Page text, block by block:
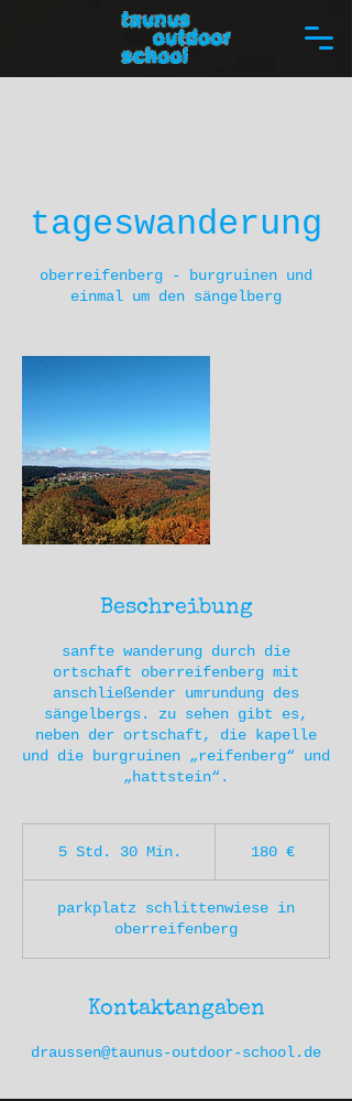
tageswanderung
oberreifenberg - burgruinen und
einmal um den sängelberg
Beschreibung
sanfte wanderung durch die
ortschaft oberreifenberg mit
anschließender umrundung des
sängelbergs. zu sehen gibt es,
neben der ortschaft, die kapelle
und die burgruinen „reifenberg“ und
„hattstein“.
5 Std. 30 Min.
d
.
3
i
.
180 €
parkplatz schlittenwiese in
oberreifenberg
Kontaktangaben
draussen@taunus-outdoor-school.de